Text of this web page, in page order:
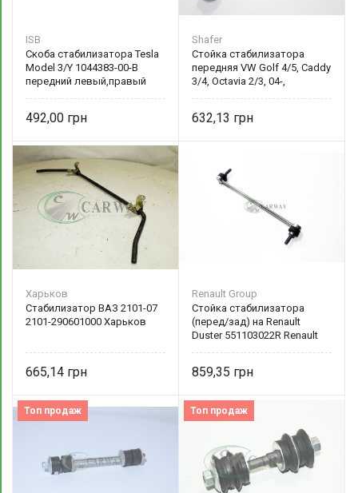
ISB
Скоба стабилизатора Tesla
Model 3/Y 1044383-00-B
передний левый,правый
492,00
Shafer
Стойка стабилизатора
передняя VW Golf 4/5, Caddy
3/4, Octavia 2/3, 04-,
632,13
Харьков
Стабилизатор ВАЗ 2101-07
2101-290601000 Харьков
665,14
Renault Group
Стойка стабилизатора
(перед/зад) на Renault
Duster 551103022R Renault
859,35
Топ продаж Топ продаж